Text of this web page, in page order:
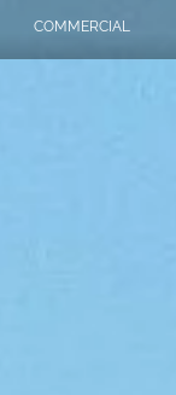
COMMERCIAL